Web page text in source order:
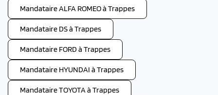
Mandataire ALFA ROMEO à Trappes
Mandataire DS à Trappes
Mandataire FORD à Trappes
Mandataire HYUNDAI à Trappes
Mandataire TOYOTA à Trappes